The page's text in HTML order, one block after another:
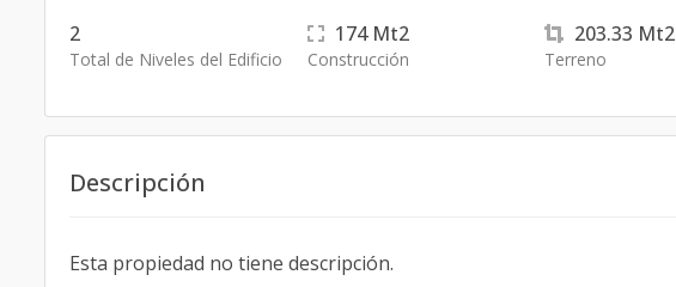
2
Total de Niveles del Edificio
174 Mt2
Construcción
203.33 Mt2
Terreno
Descripción
Esta propiedad no tiene descripción.